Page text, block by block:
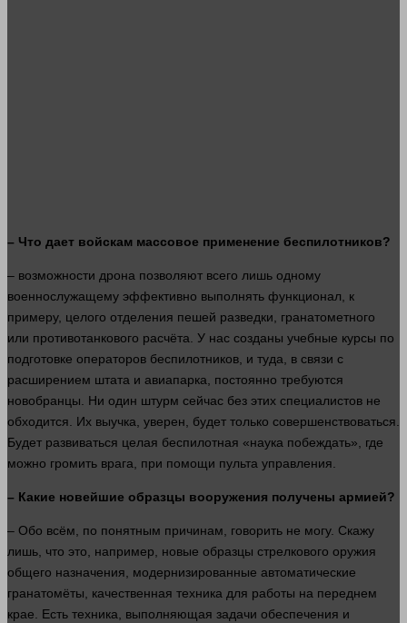
– Что дает войскам массовое применение беспилотников?
– возможности дрона позволяют всего лишь одному
военнослужащему эффективно выполнять функционал, к
примеру, целого отделения пешей разведки, гранатометного
или противотанкового расчёта. У нас созданы учебные курсы по
подготовке операторов беспилотников, и туда, в связи с
расширением штата и авиапарка, постоянно требуются
новобранцы. Ни один штурм сейчас без этих специалистов не
обходится. Их выучка, уверен, будет только совершенствоваться.
Будет развиваться целая беспилотная «наука побеждать», где
можно громить врага, при помощи пульта управления.
– Какие новейшие образцы вооружения получены армией?
– Обо всём, по понятным причинам, говорить не могу. Скажу
лишь, что это, например , новые образцы стрелкового оружия
общего назначения, модернизированные автоматические
гранатомёты, качественная техника для работы на переднем
крае. Есть техника , выполняющая задачи обеспечения и